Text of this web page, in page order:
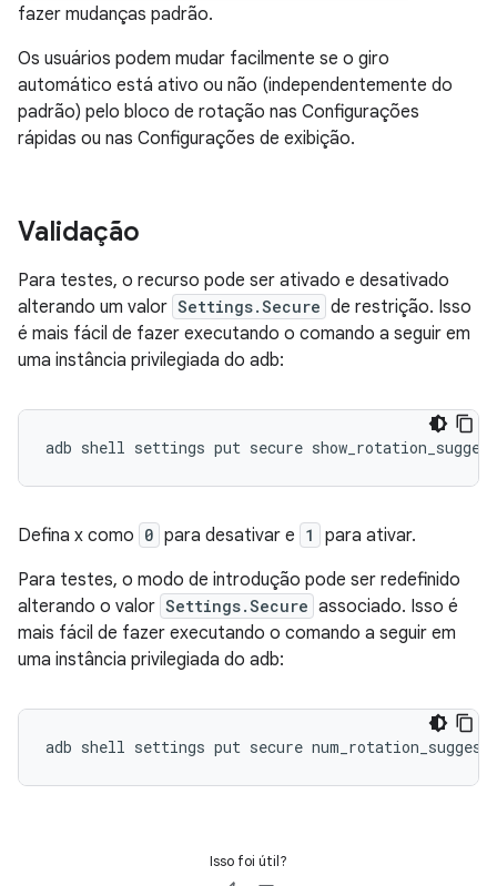
fazer mudanças padrão.
Os usuários podem mudar facilmente se o giro
automático está ativo ou não (independentemente do
padrão) pelo bloco de rotação nas Configurações
rápidas ou nas Configurações de exibição.
Validação
Para testes, o recurso pode ser ativado e desativado
alterando um valor Settings.Secure de restrição. Isso
é mais fácil de fazer executando o comando a seguir em
uma instância privilegiada do adb:
adb shell settings put secure
Defina x como 0 para desativar e 1
para ativar.
Para testes, o modo de introdução pode ser redefinido
alterando o valor Settings.Secure associado. Isso é
mais fácil de fazer executando o comando a seguir em
uma instância privilegiada do adb:
adb shell settings put secure
Isso foi útil?